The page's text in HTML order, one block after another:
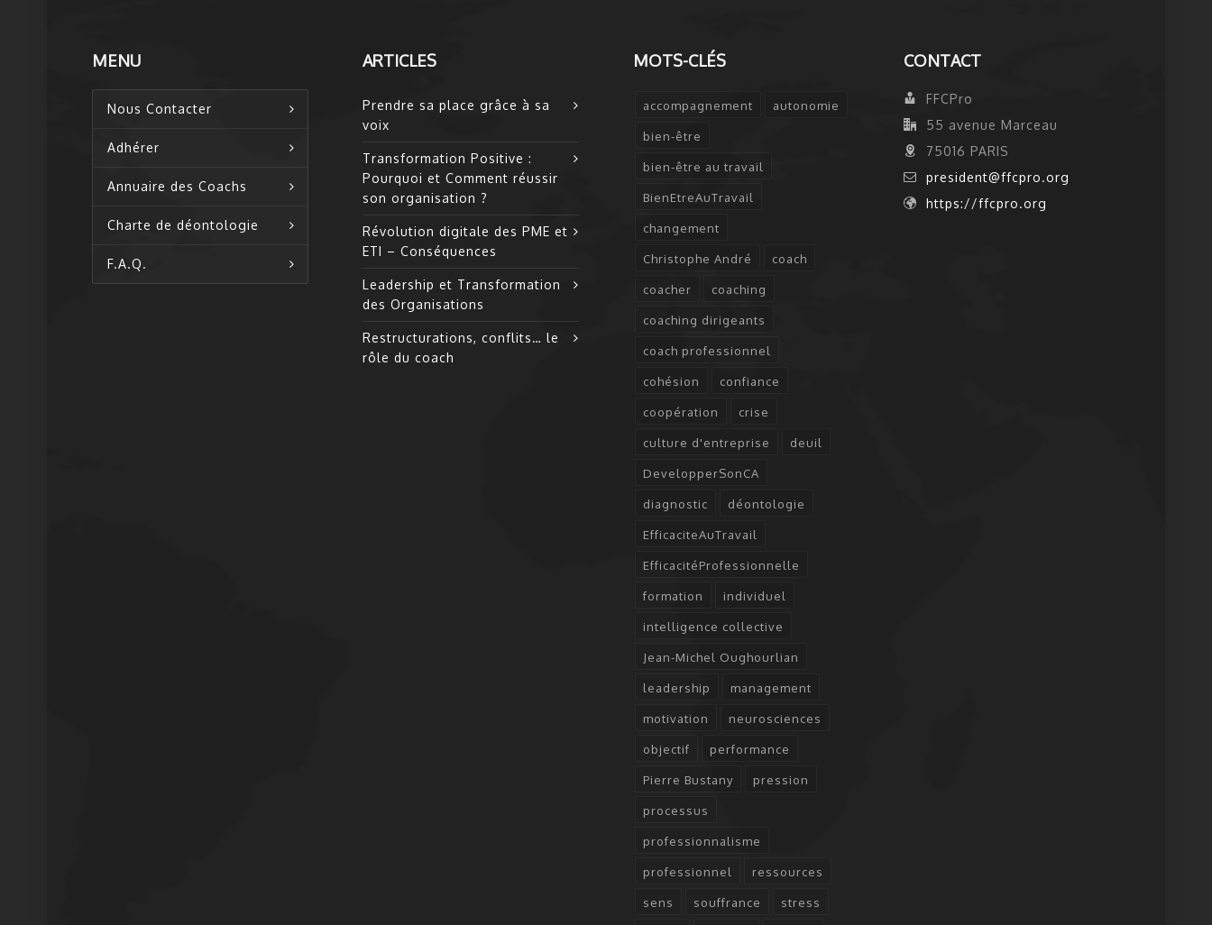
MENU
Nous Contacter
Adhérer
Annuaire des Coachs
Charte de déontologie
F.A.Q.
ARTICLES
Prendre sa place grâce à sa
voix
Transformation Positive :
Pourquoi et Comment réussir
son organisation ?
Révolution digitale des PME et
ETI – Conséquences
Leadership et Transformation
des Organisations
Restructurations, conflits… le
rôle du coach
MOTS-CLÉS
accompagnement autonomie
bien-être
bien-être au travail
BienEtreAuTravail
changement
Christophe André coach
coacher coaching
coaching dirigeants
coach professionnel
cohésion confiance
coopération crise
culture d'entreprise deuil
DevelopperSonCA
diagnostic déontologie
EfficaciteAuTravail
EfficacitéProfessionnelle
formation individuel
intelligence collective
Jean-Michel Oughourlian
leadership management
motivation neurosciences
objectif performance
Pierre Bustany pression
processus
professionnalisme
professionnel ressources
sens souffrance stress
CONTACT
FFCPro
55 avenue Marceau
75016 PARIS
president@ffcpro.org
https://ffcpro.org